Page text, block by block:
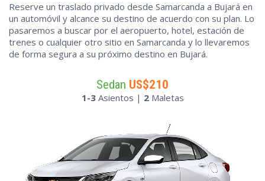
Reserve un traslado privado desde Samarcanda a Bujará en
un automóvil y alcance su destino de acuerdo con su plan. Lo
pasaremos a buscar por el aeropuerto, hotel, estación de
trenes o cualquier otro sitio en Samarcanda y lo llevaremos
de forma segura a su próximo destino en Bujará.
Sedan US$210
1-3Asientos | 2Maletas